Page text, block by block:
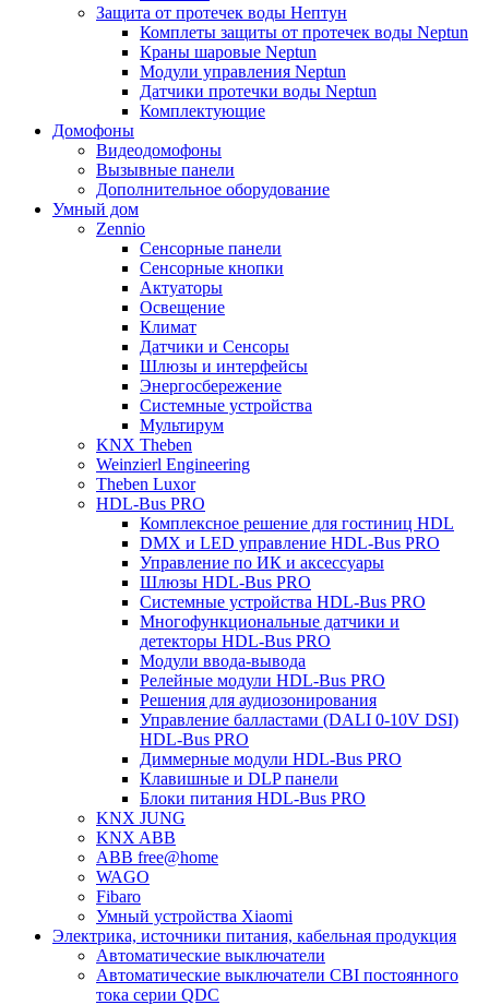
Защита от протечек воды Нептун
Комплеты защиты от протечек воды Neptun
Краны шаровые Neptun
Модули управления Neptun
Датчики протечки воды Neptun
Комплектующие
Домофоны
Видеодомофоны
Вызывные панели
Дополнительное оборудование
Умный дом
Zennio
Сенсорные панели
Сенсорные кнопки
Актуаторы
Освещение
Климат
Датчики и Сенсоры
Шлюзы и интерфейсы
Энергосбережение
Системные устройства
Мультирум
KNX Theben
Weinzierl Engineering
Theben Luxor
HDL-Bus PRO
Комплексное решение для гостиниц HDL
DMX и LED управление HDL-Bus PRO
Управление по ИК и аксессуары
Шлюзы HDL-Bus PRO
Системные устройства HDL-Bus PRO
Многофункциональные датчики и
детекторы HDL-Bus PRO
Модули ввода-вывода
Релейные модули HDL-Bus PRO
Решения для аудиозонирования
Управление балластами (DALI 0-10V DSI)
HDL-Bus PRO
Диммерные модули HDL-Bus PRO
Клавишные и DLP панели
Блоки питания HDL-Bus PRO
KNX JUNG
KNX ABB
ABB free@home
WAGO
Fibaro
Умный устройства Xiaomi
Электрика, источники питания, кабельная продукция
Автоматические выключатели
Автоматические выключатели CBI постоянного
тока серии QDC